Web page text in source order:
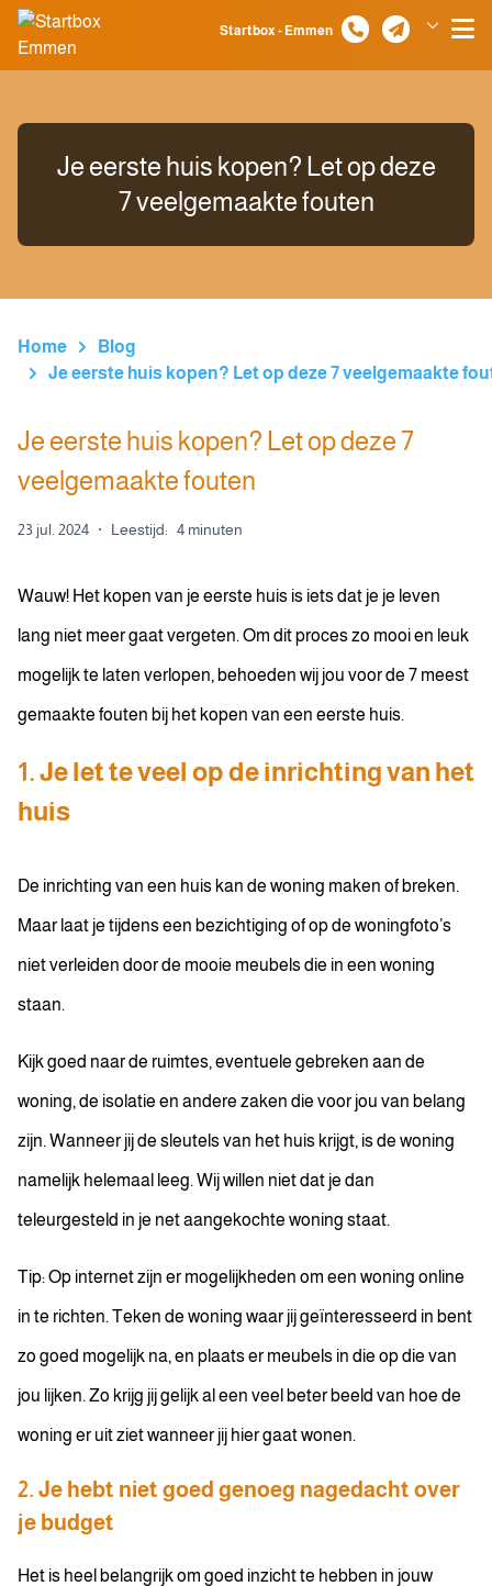
Spring naar inhoud
Startbox - Emmen
Je eerste huis kopen? Let op deze
7 veelgemaakte fouten
Home
Blog
Je eerste huis kopen? Let op deze 7 veelgemaakte
Je eerste huis kopen? Let op deze 7
veelgemaakte fouten
23 jul. 2024 · Leestijd: 4 minuten
Wauw! Het kopen van je eerste huis is iets dat je je leven
lang niet meer gaat vergeten. Om dit proces zo mooi en leuk
mogelijk te laten verlopen, behoeden wij jou voor de 7 meest
gemaakte fouten bij het kopen van een eerste huis.
1. Je let te veel op de inrichting van het
huis
De inrichting van een huis kan de woning maken of breken.
Maar laat je tijdens een bezichtiging of op de woningfoto’s
niet verleiden door de mooie meubels die in een woning
staan.
Kijk goed naar de ruimtes, eventuele gebreken aan de
woning, de isolatie en andere zaken die voor jou van belang
zijn. Wanneer jij de sleutels van het huis krijgt, is de woning
namelijk helemaal leeg. Wij willen niet dat je dan
teleurgesteld in je net aangekochte woning staat.
Tip: Op internet zijn er mogelijkheden om een woning online
in te richten. Teken de woning waar jij geïnteresseerd in bent
zo goed mogelijk na, en plaats er meubels in die op die van
jou lijken. Zo krijg jij gelijk al een veel beter beeld van hoe de
woning er uit ziet wanneer jij hier gaat wonen.
2. Je hebt niet goed genoeg nagedacht over
je budget
Het is heel belangrijk om goed inzicht te hebben in jouw